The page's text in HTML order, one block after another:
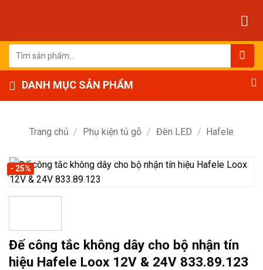
dung
Tìm
kiếm:
DANH MỤC SẢN PHẨM
Trang chủ / Phụ kiện tủ gỗ / Đèn LED / Hafele
- 25%
Đế công tắc không dây cho bộ nhận tín
hiệu Hafele Loox 12V & 24V 833.89.123